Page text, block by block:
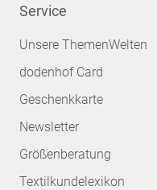
Service
Unsere ThemenWelten
dodenhof Card
Geschenkkarte
Newsletter
Größenberatung
Textilkundelexikon